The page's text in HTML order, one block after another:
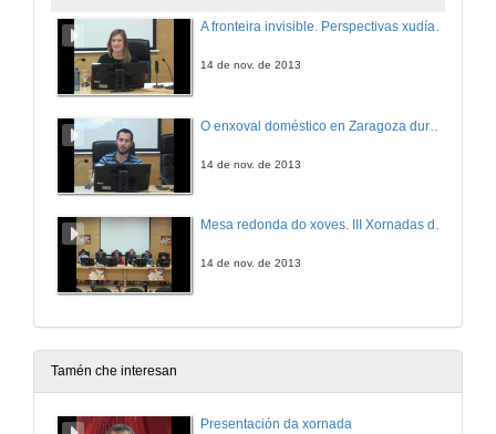
A fronteira invisible. Perspectivas xudías e cristiás sobre as mulleres na Península Ibérica
14 de nov. de 2013
14 de nov. de 2013
Mesa redonda do xoves. III Xornadas de novos investigadores
14 de nov. de 2013
Tamén che interesan
Presentación da xornada